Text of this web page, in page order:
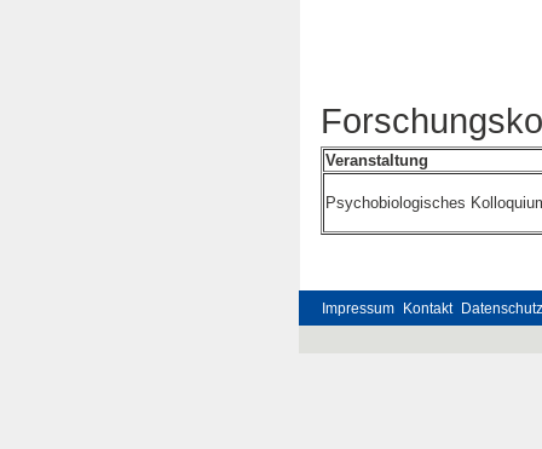
Veranstaltung
Psychobiologisches
Impressum Kontakt Datenschutz